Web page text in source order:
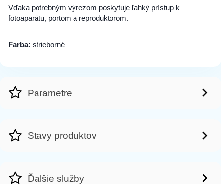
Vďaka potrebným výrezom poskytuje ľahký prístup k
fotoaparátu, portom a reproduktorom.
Farba: strieborné
Parametre
Stavy produktov
Ďalšie služby